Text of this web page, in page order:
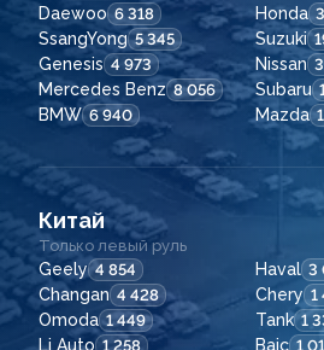
Daewoo 6 318 Honda
SsangYong 5 345 Suzuki
Genesis 4 973 Nissan
Mercedes Benz 8 056 Subaru
BMW 6 940 Mazda
Китай
Только левый руль
Geely 4 854 Haval 3
Changan 4 428 Chery 1
Omoda 1 449 Tank 1
Li Auto 1 258 Baic 1